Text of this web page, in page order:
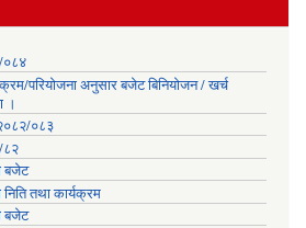
०८४
परियोजना अनुसार बजेट बिनियोजन / खर्च
।
०८३
८२
बजेट
तथा कार्यक्रम
बजेट